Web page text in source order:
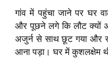
गांव में पहुंचा जाने पर घर
और पूछने लगे कि लौट क्यों
अजुर्न से साथ छूट गया और
आना पड़ा। घर में कुशलक्षेम